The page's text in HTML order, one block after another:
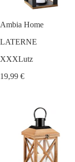
Ambia Home
LATERNE
XXXLutz
19,99 €